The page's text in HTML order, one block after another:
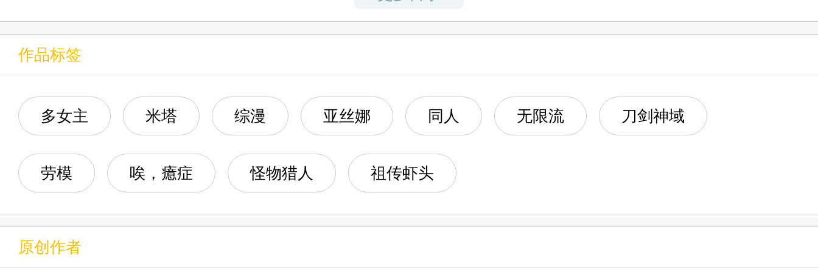
021 体育社团渴望招揽的运动天才
022 B班的恋爱侦探
023 我在涩谷的家很大
024 人妻力拉满的亚丝娜
025 徘徊着恶灵的酒店副本
026 身穿洋装长裙的少女
018 偶遇后宫之神，拼尽全力无法战胜
019 新的人格面具空位
011 提供物资的合作者
012 来自地狱的藤蔓
013 过低的难度
014 寄生
006 枪之恶魔
007 咩咩子，使用水溅跃！
008 我从地狱回来了
009 天剑.丛云
010 时间要开始倒转了
011 地下的四人
作品标签
多女主 米塔 综漫 亚丝娜 同人 无限流 刀剑神域
劳模 唉，癔症 怪物猎人 祖传虾头
原创作者